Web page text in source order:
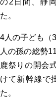
の2日間、静
た。
4人の子ども（
人の孫の総勢
鹿祭りの開会
けて新幹線で
た。